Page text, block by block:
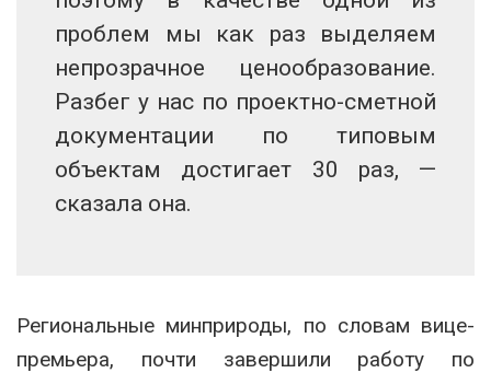
проблем мы как раз выделяем
непрозрачное ценообразование.
Разбег у нас по проектно-сметной
документации по типовым
объектам достигает 30 раз, —
сказала она.
Региональные минприроды, по словам вице-
премьера, почти завершили работу по